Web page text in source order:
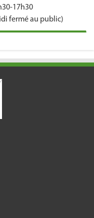
17h30
fermé au public)